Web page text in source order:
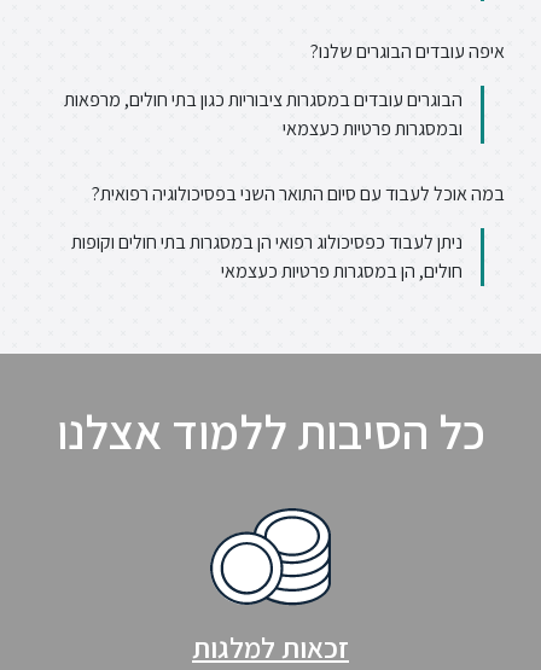
איפה עובדים הבוגרים שלנו?
הבוגרים עובדים במסגרות ציבוריות כגון בתי חולים, מרפאות
ובמסגרות פרטיות כעצמאי
במה אוכל לעבוד עם סיום התואר השני בפסיכולוגיה רפואית?
ניתן לעבוד כפסיכולוג רפואי הן במסגרות בתי חולים וקופות
חולים, הן במסגרות פרטיות כעצמאי
כל הסיבות ללמוד אצלנו
זכאות למלגות